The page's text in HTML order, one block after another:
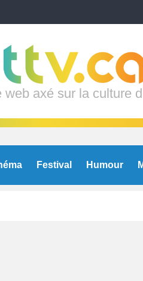
web axé sur la culture
Festival Humour